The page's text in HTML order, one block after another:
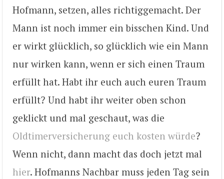
Hofmann, setzen, alles richtiggemacht. Der
Mann ist noch immer ein bisschen Kind. Und
er wirkt glücklich, so glücklich wie ein Mann
nur wirken kann, wenn er sich einen Traum
erfüllt hat. Habt ihr euch auch euren Traum
erfüllt? Und habt ihr weiter oben schon
geklickt und mal geschaut, was die
Oldtimerversicherung euch kosten würde?
Wenn nicht, dann macht das doch jetzt mal
hier. Hofmanns Nachbar muss jeden Tag sein